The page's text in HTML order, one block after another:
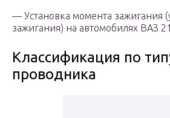
— Установка момента зажигания
зажигания) на автомобилях ВАЗ
Классификация по
проводника